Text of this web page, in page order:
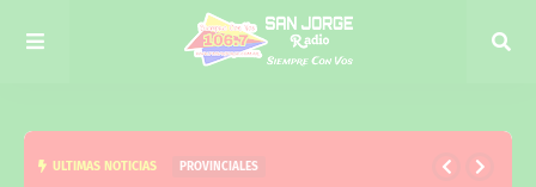
ULTIMAS NOTICIAS PROVINCIALES